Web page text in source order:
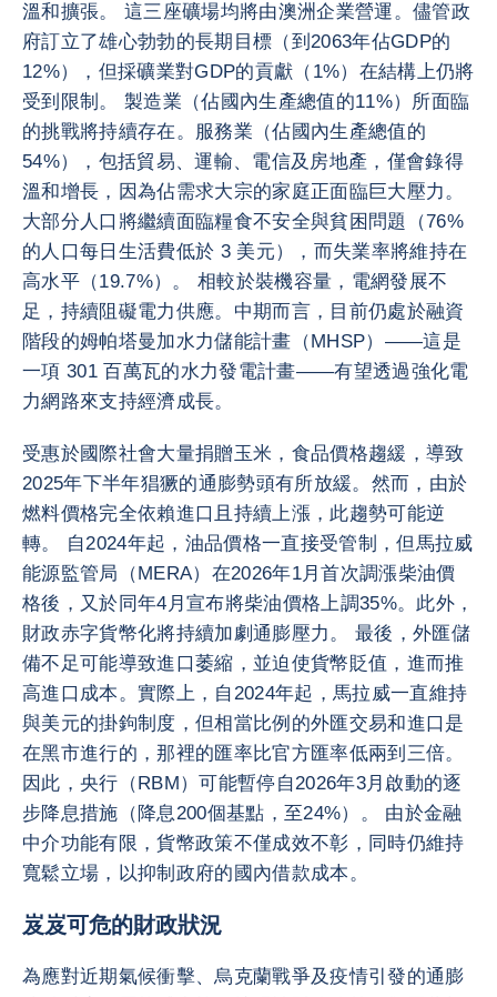
溫和擴張。 這三座礦場均將由澳洲企業營運。儘管政
府訂立了雄心勃勃的長期目標（到2063年佔GDP的
12%），但採礦業對GDP的貢獻（1%）在結構上仍將
受到限制。 製造業（佔國內生產總值的11%）所面臨
的挑戰將持續存在。服務業（佔國內生產總值的
54%），包括貿易、運輸、電信及房地產，僅會錄得
溫和增長，因為佔需求大宗的家庭正面臨巨大壓力。
大部分人口將繼續面臨糧食不安全與貧困問題（76%
的人口每日生活費低於 3 美元），而失業率將維持在
高水平（19.7%）。 相較於裝機容量，電網發展不
足，持續阻礙電力供應。中期而言，目前仍處於融資
階段的姆帕塔曼加水力儲能計畫（MHSP）——這是
一項 301 百萬瓦的水力發電計畫——有望透過強化電
力網路來支持經濟成長。
受惠於國際社會大量捐贈玉米，食品價格趨緩，導致
2025年下半年猖獗的通膨勢頭有所放緩。然而，由於
燃料價格完全依賴進口且持續上漲，此趨勢可能逆
轉。 自2024年起，油品價格一直接受管制，但馬拉威
能源監管局（MERA）在2026年1月首次調漲柴油價
格後，又於同年4月宣布將柴油價格上調35%。此外，
財政赤字貨幣化將持續加劇通膨壓力。 最後，外匯儲
備不足可能導致進口萎縮，並迫使貨幣貶值，進而推
高進口成本。實際上，自2024年起，馬拉威一直維持
與美元的掛鉤制度，但相當比例的外匯交易和進口是
在黑市進行的，那裡的匯率比官方匯率低兩到三倍。
因此，央行（RBM）可能暫停自2026年3月啟動的逐
步降息措施（降息200個基點，至24%）。 由於金融
中介功能有限，貨幣政策不僅成效不彰，同時仍維持
寬鬆立場，以抑制政府的國內借款成本。
岌岌可危的財政狀況
為應對近期氣候衝擊、烏克蘭戰爭及疫情引發的通膨